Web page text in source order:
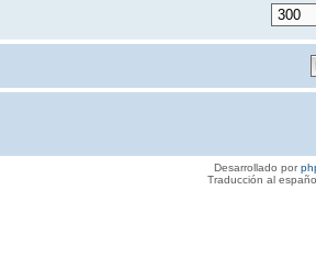
Desarrollado por
Traducción al